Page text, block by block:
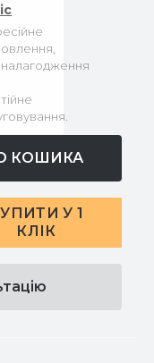
КОШИКА
У 1
КЛІК